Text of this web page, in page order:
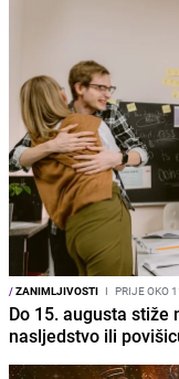
/ZANIMLJIVOSTI I PRIJE OKO
Do 15. augusta stiže
nasljedstvo ili